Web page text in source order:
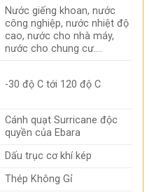
Nước giếng khoan, nước
công nghiệp, nước nhiệt độ
cao, nước cho nhà máy,
nước cho chung cư….
-30 độ C tới 120 độ C
Cánh quạt Surricane độc
quyền của Ebara
Dấu trục cơ khí kép
Thép Không Gỉ